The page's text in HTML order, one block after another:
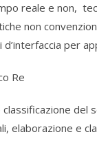
reale e non,
non
per
Re
del
elaborazione e